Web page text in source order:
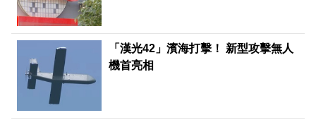
「漢光42」濱海打擊！ 新型攻擊無人
機首亮相